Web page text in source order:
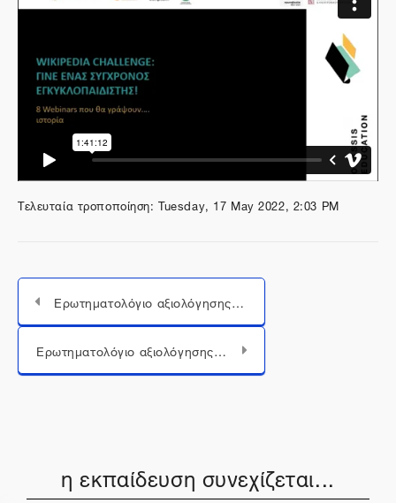
Τελευταία τροποποίηση: Tuesday, 17 May 2022, 2:03 PM
Ερωτηματολόγιο αξιολόγησης 4ου Webinar-09.12.21
Μεταπήδηση σε...
Ερωτηματολόγιο αξιολόγησης 5ου Webinar-13.01.22
η εκπαίδευση συνεχίζεται...